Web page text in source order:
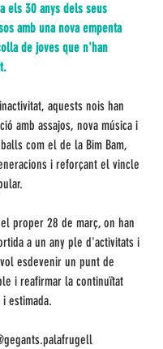
els 30 anys dels seus
amb una nova empenta
de joves que n'han
aquests nois han
amb assajos, nova música i
com el de la Bim Bam,
i reforçant el vincle
proper 28 de març, on han
a un any ple d'activitats i
esdevenir un punt de
i reafirmar la continuïtat
estimada.